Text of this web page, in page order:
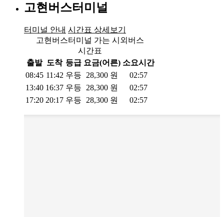
고현버스터미널
터미널 안내 시간표 상세보기
고현버스터미널 가는 시외버스
시간표
출발 도착 등급 요금(어른) 소요시간
08:45 11:42 우등 28,300 원
02:57
13:40 16:37 우등 28,300 원
02:57
17:20 20:17 우등 28,300 원 02:57